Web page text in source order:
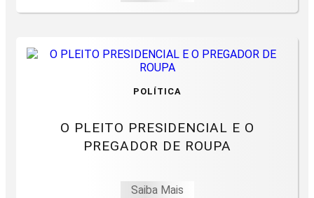
POLÍTICA
O PLEITO PRESIDENCIAL E O
PREGADOR DE ROUPA
Saiba Mais